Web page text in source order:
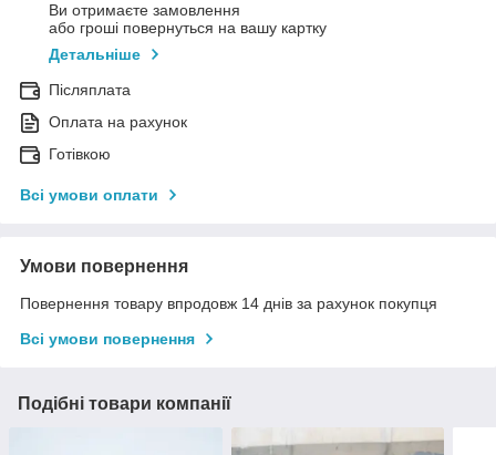
Ви отримаєте замовлення
або гроші повернуться на вашу картку
Детальніше
Післяплата
Оплата на рахунок
Готівкою
Всі умови оплати
Умови повернення
Повернення товару впродовж 14 днів за рахунок покупця
Всі умови повернення
Подібні товари компанії